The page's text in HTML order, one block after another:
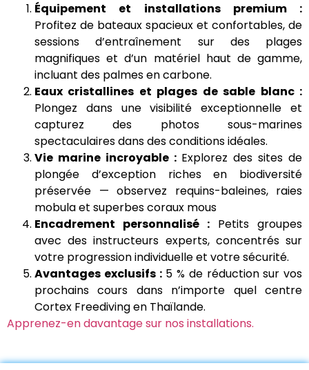
Équipement et installations premium :
Profitez de bateaux spacieux et confortables, de
sessions d’entraînement sur des plages
magnifiques et d’un matériel haut de gamme,
incluant des palmes en carbone.
Eaux cristallines et plages de sable blanc :
Plongez dans une visibilité exceptionnelle et
capturez des photos sous-marines
spectaculaires dans des conditions idéales.
Vie marine incroyable :Explorez des sites de
plongée d’exception riches en biodiversité
préservée — observez requins-baleines, raies
mobula et superbes coraux mous
Encadrement personnalisé : Petits groupes
avec des instructeurs experts, concentrés sur
votre progression individuelle et votre sécurité.
Avantages exclusifs :5 % de réduction sur vos
prochains cours dans n’importe quel centre
Cortex Freediving en Thaïlande.
Apprenez-en davantage sur nos installations.